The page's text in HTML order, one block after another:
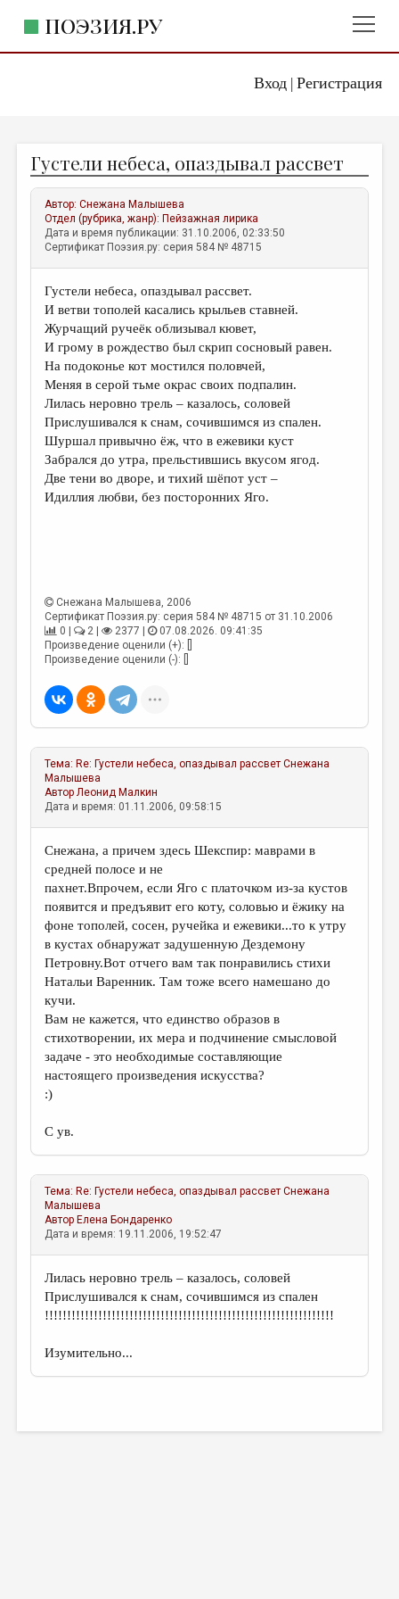
Вход| Регистрация
ПОЭЗИЯ.РУ
ЖАНРЫ
АВТОРЫ
КОММЕНТАРИИ
ЛИТСАЛОН
НОВОСТИ
ПРАВИЛА САЙТА
ОТДЕЛЫ И РУБРИКИ
ИЗБРАННОЕ
ДАЙДЖЕСТ
ПРОИЗВЕДЕНИЯ
ПЕРЕВОДЫ
ОБЗОР ЛИТЕРАТУРЫ
СТРАНИЦЫ ПАМЯТИ
КОЛОНКА РЕДАКТОРА
РЕДКОЛЛЕГИЯ
ОТ РЕДАКЦИИ
МАЛАЯ ПРОЗА
ЛИТЕРАТУРОВЕДЕНИЕ
КУЛЬТУРОВЕДЕНИЕ
ПУБЛИЦИСТИКА
РЕЦЕНЗИРОВАНИЕ
ЦИКЛЫ ПУБЛИКАЦИЙ
ТРЕДИАКОВСКИЙ
МЕДИА
ВКОНТАКТЕ
Густели небеса, опаздывал рассвет
Автор:Снежана Малышева
Отдел (рубрика, жанр): Пейзажная лирика
Дата и время публикации: 31.10.2006, 02:33:50
Сертификат Поэзия.ру: серия 584 № 48715
Густели небеса, опаздывал рассвет.
И ветви тополей касались крыльев ставней.
Журчащий ручеёк облизывал кювет,
И грому в рождество был скрип сосновый равен.
На подоконье кот мостился половчей,
Меняя в серой тьме окрас своих подпалин.
Лилась неровно трель – казалось, соловей
Прислушивался к снам, сочившимся из спален.
Шуршал привычно ёж, что в ежевики куст
Забрался до утра, прельстившись вкусом ягод.
Две тени во дворе, и тихий шёпот уст –
Идиллия любви, без посторонних Яго.
Снежана Малышева, 2006
Сертификат Поэзия.ру: серия 584 № 48715 от 31.10.2006
0 |
2 | 2377 |
07.08.2026. 09:41:35
Произведение оценили (+): []
Произведение оценили (-): []
Тема: Re: Густели небеса, опаздывал рассвет Снежана
Малышева
АвторЛеонид Малкин
Дата и время: 01.11.2006, 09:58:15
Снежана, а причем здесь Шекспир: маврами в
средней полосе и не
пахнет.Впрочем, если Яго с платочком из-за кустов
появится и предъявит его коту, соловью и ёжику на
фоне тополей, сосен, ручейка и ежевики...то к утру
в кустах обнаружат задушенную Дездемону
Петровну.Вот отчего вам так понравились стихи
Натальи Варенник. Там тоже всего намешано до
кучи.
Вам не кажется, что единство образов в
стихотворении, их мера и подчинение смысловой
задаче - это необходимые составляющие
настоящего произведения искусства?
:)
С ув.
Тема: Re: Густели небеса, опаздывал рассвет Снежана
Малышева
Автор Елена Бондаренко
Дата и время: 19.11.2006, 19:52:47
Лилась неровно трель – казалось, соловей
Прислушивался к снам, сочившимся из спален
!!!!!!!!!!!!!!!!!!!!!!!!!!!!!!!!!!!!!!!!!!!!!!!!!!!!!!!!!!!!!!!!!
Изумительно...